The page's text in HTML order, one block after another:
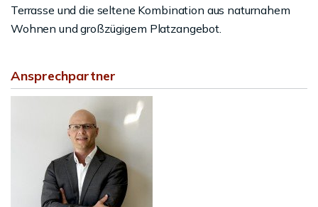
Terrasse und die seltene Kombination aus naturnahem
Wohnen und großzügigem Platzangebot.
Ansprechpartner